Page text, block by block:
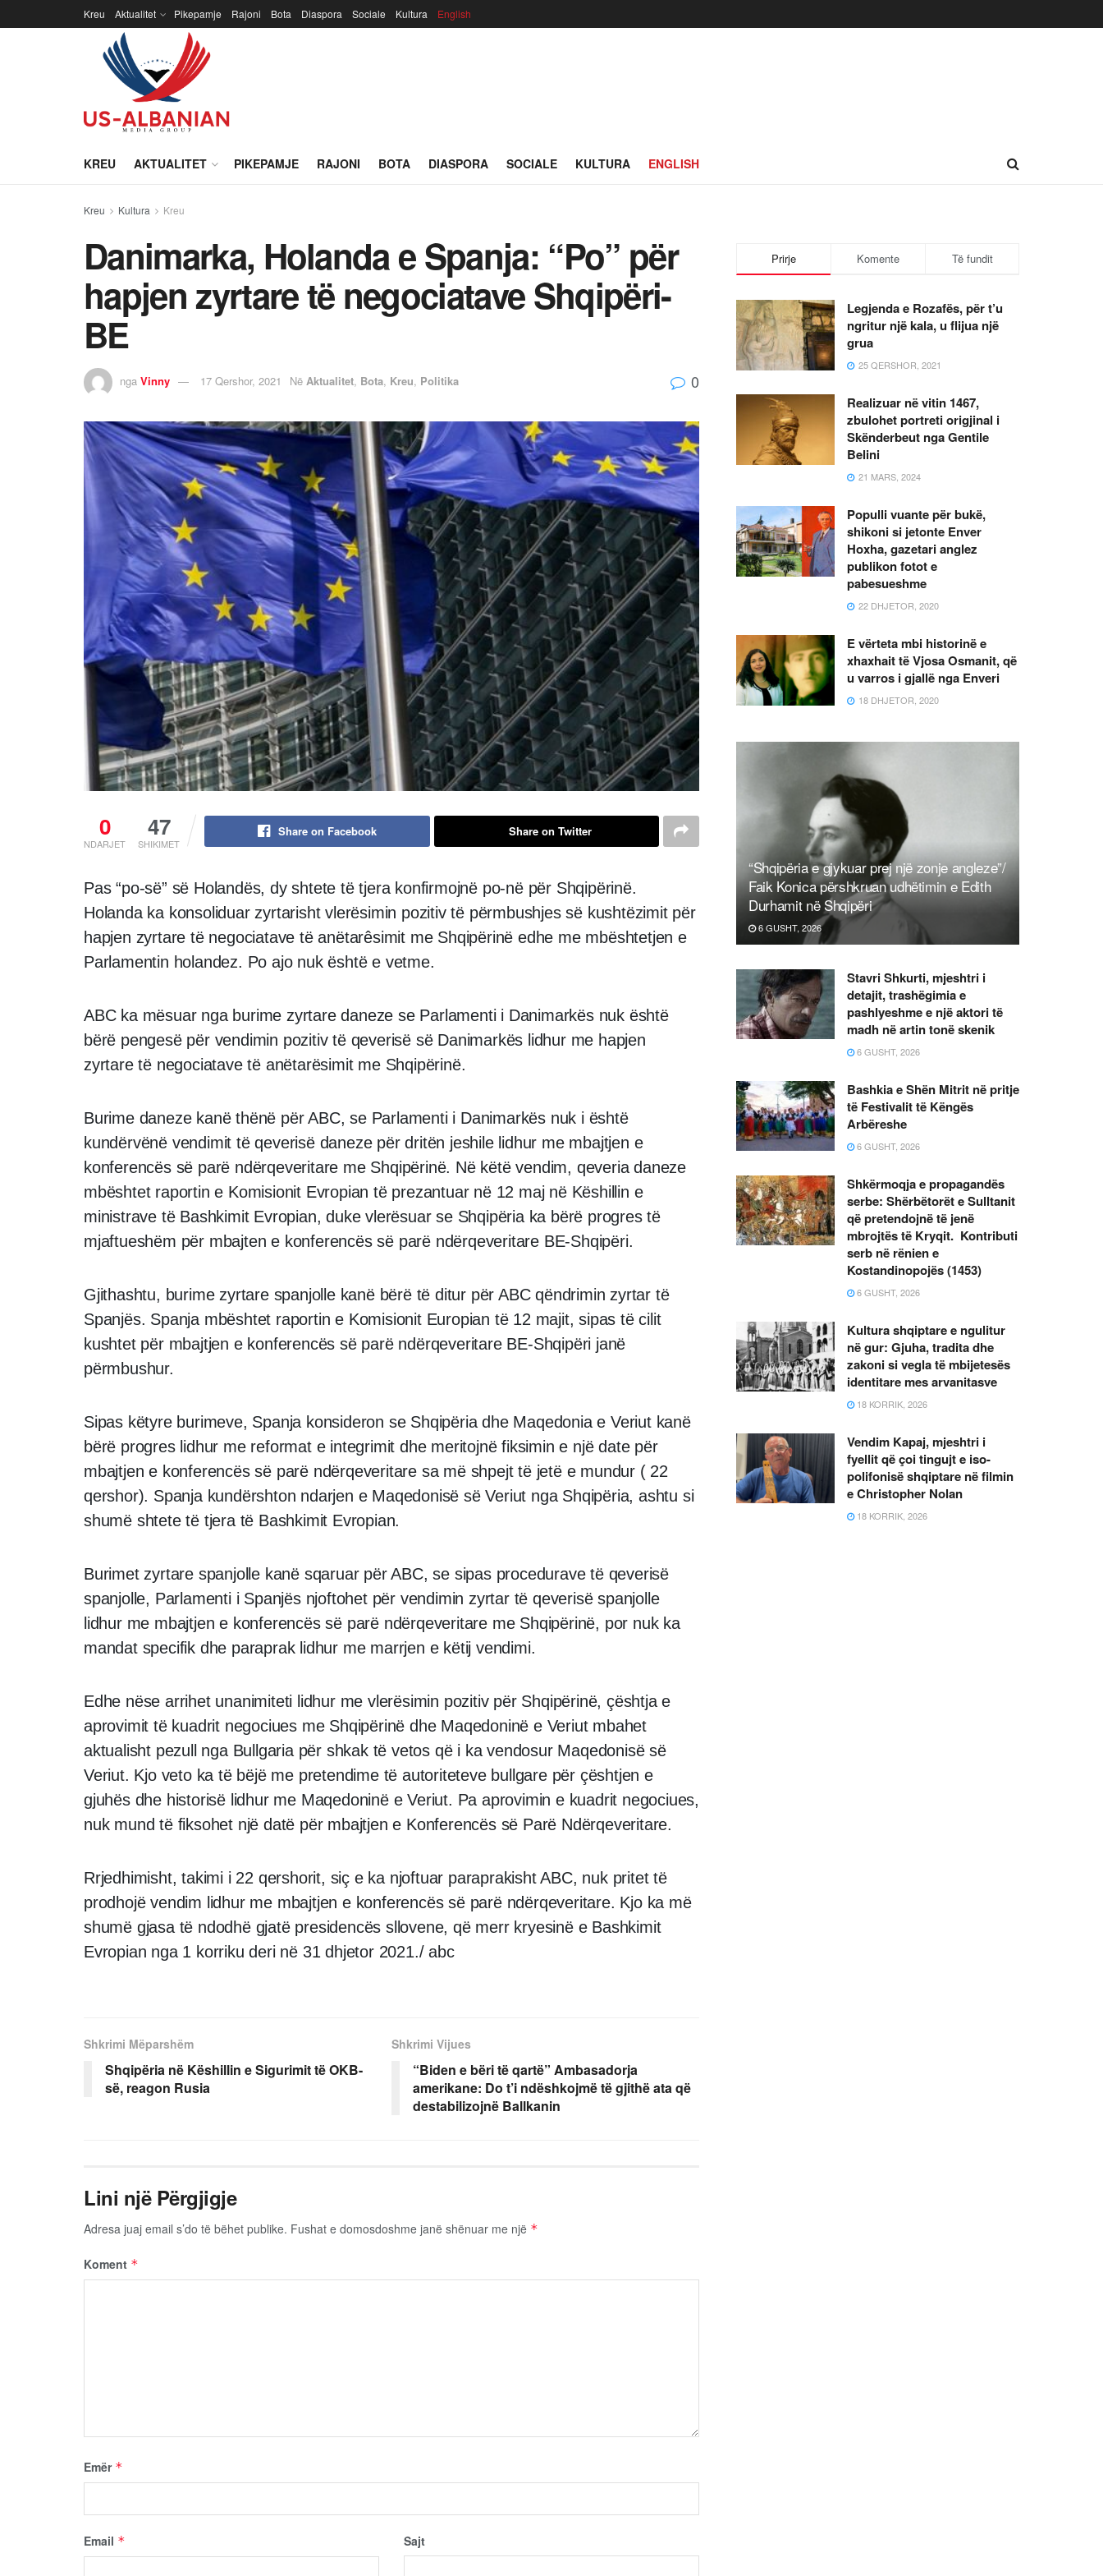
Kreu Aktualitet Pikepamje Rajoni Bota Diaspora Sociale Kultura English
KREU AKTUALITET PIKEPAMJE RAJONI BOTA DIASPORA SOCIALE KULTURA ENGLISH
Kreu Kultura Kreu
Danimarka, Holanda e Spanja: “Po” për
hapjen zyrtare të negociatave Shqipëri-
BE
nga Vinny 17 Qershor, 2021 Në Aktualitet, Bota, Kreu, Politika 0
0
NDARJET
47
SHIKIMET
Share on Facebook Share on Twitter
Pas “po-së” së Holandës, dy shtete të tjera konfirmojnë po-në për Shqipërinë.
Holanda ka konsoliduar zyrtarisht vlerësimin pozitiv të përmbushjes së kushtëzimit për
hapjen zyrtare të negociatave të anëtarêsimit me Shqipërinë edhe me mbështetjen e
Parlamentin holandez. Po ajo nuk është e vetme.
ABC ka mësuar nga burime zyrtare daneze se Parlamenti i Danimarkës nuk është
bërë pengesë për vendimin pozitiv të qeverisë së Danimarkës lidhur me hapjen
zyrtare të negociatave të anëtarësimit me Shqipërinë.
Burime daneze kanë thënë për ABC, se Parlamenti i Danimarkës nuk i është
kundërvënë vendimit të qeverisë daneze për dritën jeshile lidhur me mbajtjen e
konferencës së parë ndërqeveritare me Shqipërinë. Në këtë vendim, qeveria daneze
mbështet raportin e Komisionit Evropian të prezantuar në 12 maj në Këshillin e
ministrave të Bashkimit Evropian, duke vlerësuar se Shqipëria ka bërë progres të
mjaftueshëm për mbajten e konferencës së parë ndërqeveritare BE-Shqipëri.
Gjithashtu, burime zyrtare spanjolle kanë bërë të ditur për ABC qëndrimin zyrtar të
Spanjës. Spanja mbështet raportin e Komisionit Europian të 12 majit, sipas të cilit
kushtet për mbajtjen e konferencës së parë ndërqeveritare BE-Shqipëri janë
përmbushur.
Sipas këtyre burimeve, Spanja konsideron se Shqipëria dhe Maqedonia e Veriut kanë
bërë progres lidhur me reformat e integrimit dhe meritojnë fiksimin e një date për
mbajtjen e konferencës së parë ndërqeveritare sa më shpejt të jetë e mundur ( 22
qershor). Spanja kundërshton ndarjen e Maqedonisë së Veriut nga Shqipëria, ashtu si
shumë shtete të tjera të Bashkimit Evropian.
Burimet zyrtare spanjolle kanë sqaruar për ABC, se sipas procedurave të qeverisë
spanjolle, Parlamenti i Spanjës njoftohet për vendimin zyrtar të qeverisë spanjolle
lidhur me mbajtjen e konferencës së parë ndërqeveritare me Shqipërinë, por nuk ka
mandat specifik dhe paraprak lidhur me marrjen e këtij vendimi.
Edhe nëse arrihet unanimiteti lidhur me vlerësimin pozitiv për Shqipërinë, çështja e
aprovimit të kuadrit negociues me Shqipërinë dhe Maqedoninë e Veriut mbahet
aktualisht pezull nga Bullgaria për shkak të vetos që i ka vendosur Maqedonisë së
Veriut. Kjo veto ka të bëjë me pretendime të autoriteteve bullgare për çështjen e
gjuhës dhe historisë lidhur me Maqedoninë e Veriut. Pa aprovimin e kuadrit negociues,
nuk mund të fiksohet një datë për mbajtjen e Konferencës së Parë Ndërqeveritare.
Rrjedhimisht, takimi i 22 qershorit, siç e ka njoftuar paraprakisht ABC, nuk pritet të
prodhojë vendim lidhur me mbajtjen e konferencës së parë ndërqeveritare. Kjo ka më
shumë gjasa të ndodhë gjatë presidencës sllovene, që merr kryesinë e Bashkimit
Evropian nga 1 korriku deri në 31 dhjetor 2021./ abc
Shkrimi Mëparshëm
Shqipëria në Këshillin e Sigurimit të OKB-
së, reagon Rusia
Shkrimi Vijues
“Biden e bëri të qartë” Ambasadorja
amerikane: Do t’i ndëshkojmë të gjithë ata që
destabilizojnë Ballkanin
Lini një Përgjigje
Adresa juaj email s’do të bëhet publike. Fushat e domosdoshme janë shënuar me një *
Koment *
Emër *
Email * Sajt
Prirje Komente Të fundit
Legjenda e Rozafës, për t’u
ngritur një kala, u flijua një
grua
25 QERSHOR, 2021
Realizuar në vitin 1467,
zbulohet portreti origjinal i
Skënderbeut nga Gentile
Belini
21 MARS, 2024
Populli vuante për bukë,
shikoni si jetonte Enver
Hoxha, gazetari anglez
publikon fotot e
pabesueshme
22 DHJETOR, 2020
E vërteta mbi historinë e
xhaxhait të Vjosa Osmanit, që
u varros i gjallë nga Enveri
18 DHJETOR, 2020
“Shqipëria e gjykuar prej një zonje angleze”/
Faik Konica përshkruan udhëtimin e Edith
Durhamit në Shqipëri
6 GUSHT, 2026
Stavri Shkurti, mjeshtri i
detajit, trashëgimia e
pashlyeshme e një aktori të
madh në artin tonë skenik
6 GUSHT, 2026
Bashkia e Shën Mitrit në pritje
të Festivalit të Këngës
Arbëreshe
6 GUSHT, 2026
Shkërmoqja e propagandës
serbe: Shërbëtorët e Sulltanit
që pretendojnë të jenë
mbrojtës të Kryqit. Kontributi
serb në rënien e
Kostandinopojës (1453)
6 GUSHT, 2026
Kultura shqiptare e ngulitur
në gur: Gjuha, tradita dhe
zakoni si vegla të mbijetesës
identitare mes arvanitasve
18 KORRIK, 2026
Vendim Kapaj, mjeshtri i
fyellit që çoi tingujt e iso-
polifonisë shqiptare në filmin
e Christopher Nolan
18 KORRIK, 2026